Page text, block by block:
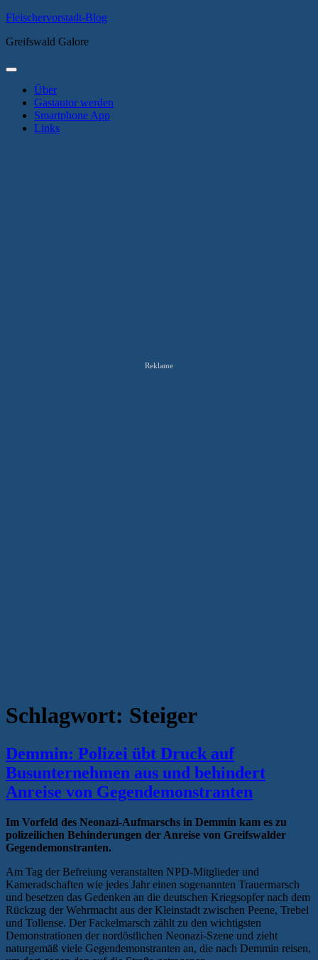
Zum
springen
Fleischervorstadt-Blog
Greifswald Galore
Primäres
Über
Gastautor werden
Smartphone App
Links
Reklame
Schlagwort: Steiger
Demmin: Polizei übt Druck auf
Busunternehmen aus und behindert
Anreise von Gegendemonstranten
Im Vorfeld des Neonazi-Aufmarschs in Demmin kam es zu
polizeilichen Behinderungen der Anreise von Greifswalder
Gegendemonstranten.
Am Tag der Befreiung veranstalten NPD-Mitglieder und
Kameradschaften wie jedes Jahr einen sogenannten Trauermarsch
und besetzen das Gedenken an die deutschen Kriegsopfer nach dem
Rückzug der Wehrmacht aus der Kleinstadt zwischen Peene, Trebel
und Tollense. Der Fackelmarsch zählt zu den wichtigsten
Demonstrationen der nordöstlichen Neonazi-Szene und zieht
naturgemäß viele Gegendemonstranten an, die nach Demmin reisen,